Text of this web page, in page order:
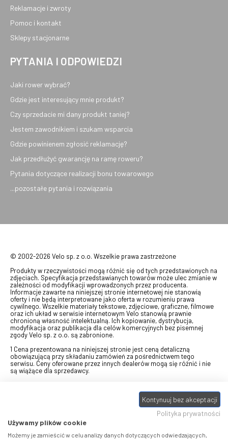
Reklamacje i zwroty
Pomoc i kontakt
Sklepy stacjonarne
PYTANIA I ODPOWIEDZI
Jaki rower wybrać?
Gdzie jest interesujący mnie produkt?
Czy sprzedacie mi dany produkt taniej?
Jestem zawodnikiem i szukam wsparcia
Gdzie powinienem zgłosić reklamację?
Jak przedłużyć gwarancję na ramę roweru?
Pytania dotyczące realizacji bonu towarowego
...pozostałe pytania i rozwiązania
© 2002-2026 Velo sp. z o.o. Wszelkie prawa zastrzeżone
Produkty w rzeczywistości mogą różnić się od tych przedstawionych na
zdjęciach. Specyfikacja przedstawianych towarów może ulec zmianie w
zależności od modyfikacji wprowadzonych przez producenta.
Informacje zawarte na niniejszej stronie internetowej nie stanowią
oferty i nie będą interpretowane jako oferta w rozumieniu prawa
cywilnego. Wszelkie materiały tekstowe, zdjęciowe, graficzne, filmowe
oraz ich układ w serwisie internetowym Velo stanowią prawnie
chronioną własność intelektualną. Ich kopiowanie, dystrybucja,
modyfikacja oraz publikacja dla celów komercyjnych bez pisemnej
zgody Velo sp. z o.o. są zabronione.
1 Cena prezentowana na niniejszej stronie jest ceną detaliczną
obowiązującą przy składaniu zamówień za pośrednictwem tego
serwisu. Ceny oferowane przez innych dealerów mogą się różnić i nie
są wiążące dla sprzedawcy.
swój bon" na towary z oferty VELO, aktualnie dostępnej na stronie
, w ramach sprzedaży premiowej. Dowiedz się jak
stronie promocji. Prezentowana wartość
eBonu uwzględnia fakt wyrażenia - w procesie rejestracji w Panelu
klienta- zgody na otrzymywanie drogą mailową informacji handlowo-
marketingowe, np. newsletter rowerowy. W przypadku braku zgody
wartość eBonu zostanie obniżona o 10 zł.
Kontynuuj bez akceptacji
Polityka prywatności
Używamy plików cookie
Możemy je zamieścić w celu analizy danych dotyczących odwiedzających,